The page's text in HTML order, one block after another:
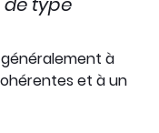
à
et à un